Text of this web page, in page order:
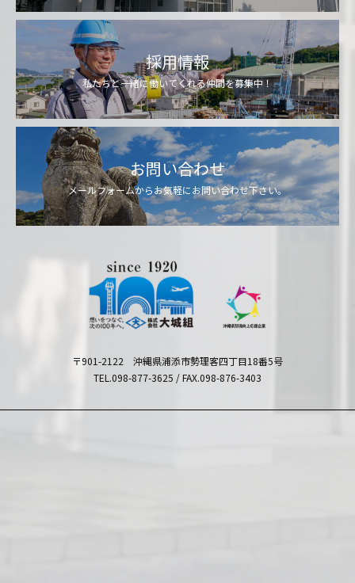
採用情報
私たちと一緒に働いてくれる仲間を募集中！
お問い合わせ
メールフォームからお気軽にお問い合わせ下さい。
〒901-2122 沖縄県浦添市勢理客四丁目18番5号
TEL.098-877-3625 / FAX.098-876-3403